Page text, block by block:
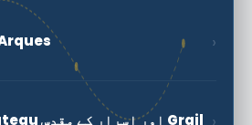
›
رنے-Le-Chateau اور اسرار کے مقدس Grail